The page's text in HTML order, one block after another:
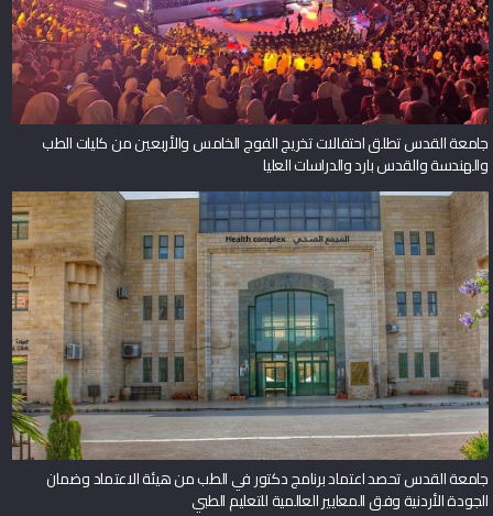
جامعة القدس تطلق احتفالات تخريج الفوج الخامس والأربعين من كليات الطب
والهندسة والقدس بارد والدراسات العليا
جامعة القدس تحصد اعتماد برنامج دكتور في الطب من هيئة الاعتماد وضمان
الجودة الأردنية وفق المعايير العالمية للتعليم الطبي